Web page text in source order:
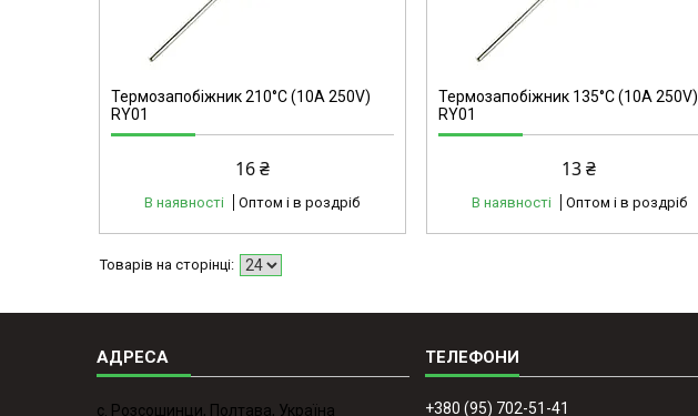
Термозапобіжник 210°C (10А 250V)
RY01
16 ₴
В наявності Оптом і в роздріб
Термозапобіжник 135°C (10А 250V)
RY01
13 ₴
В наявності Оптом і в роздріб
с. Розсошинци, Полтава, Україна +380 (95) 702-51-41